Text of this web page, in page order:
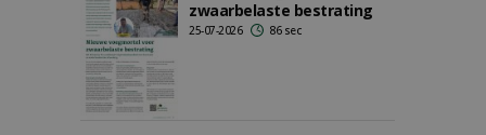
zwaarbelaste bestrating
25-07-2026 86 sec